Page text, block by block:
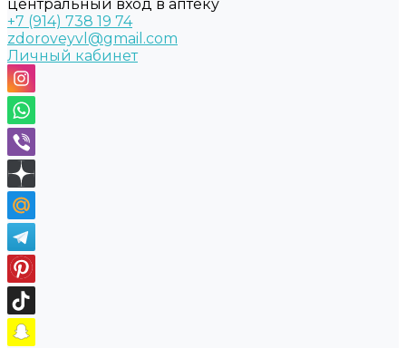
центральный вход в аптеку
+7 (914) 738 19 74
zdoroveyvl@gmail.com
Личный кабинет